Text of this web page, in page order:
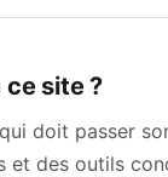
ce site ?
doit passer
et des outils